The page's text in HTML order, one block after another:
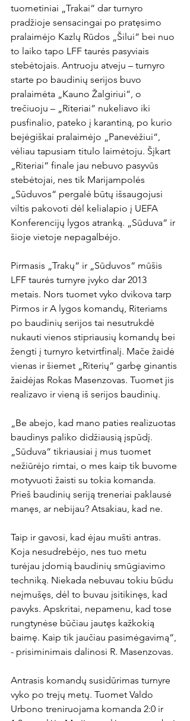
tuometiniai „Trakai“ dar turnyro
pradžioje sensacingai po pratęsimo
pralaimėjo Kazlų Rūdos „Šilui“ bei nuo
to laiko tapo LFF taurės pasyviais
stebėtojais. Antruoju atveju – turnyro
starte po baudinių serijos buvo
pralaimėta „Kauno Žalgiriui“, o
trečiuoju – „Riteriai“ nukeliavo iki
pusfinalio, pateko į karantiną, po kurio
bejėgiškai pralaimėjo „Panevėžiui“,
vėliau tapusiam titulo laimėtoju. Šįkart
„Riteriai“ finale jau nebuvo pasyvūs
stebėtojai, nes tik Marijampolės
„Sūduvos“ pergalė būtų išsaugojusi
viltis pakovoti dėl kelialapio į UEFA
Konferencijų lygos atranką. „Sūduva“ ir
šioje vietoje nepagalbėjo.
Pirmasis „Trakų“ ir „Sūduvos“ mūšis
LFF taurės turnyre įvyko dar 2013
metais. Nors tuomet vyko dvikova tarp
Pirmos ir A lygos komandų, Riteriams
po baudinių serijos tai nesutrukdė
nukauti vienos stipriausių komandų bei
žengti į turnyro ketvirtfinalį. Mače žaidė
vienas ir šiemet „Riterių“ garbę ginantis
žaidėjas Rokas Masenzovas. Tuomet jis
realizavo ir vieną iš serijos baudinių.
„Be abejo, kad mano paties realizuotas
baudinys paliko didžiausią įspūdį.
„Sūduva“ tikriausiai į mus tuomet
nežiūrėjo rimtai, o mes kaip tik buvome
motyvuoti žaisti su tokia komanda.
Prieš baudinių seriją treneriai paklausė
manęs, ar nebijau? Atsakiau, kad ne.
Taip ir gavosi, kad ėjau mušti antras.
Koja nesudrebėjo, nes tuo metu
turėjau įdomią baudinių smūgiavimo
techniką. Niekada nebuvau tokiu būdu
neįmušęs, dėl to buvau įsitikinęs, kad
pavyks. Apskritai, nepamenu, kad tose
rungtynėse būčiau jautęs kažkokią
baimę. Kaip tik jaučiau pasimėgavimą“,
- prisiminimais dalinosi R. Masenzovas.
Antrasis komandų susidūrimas turnyre
vyko po trejų metų. Tuomet Valdo
Urbono treniruojama komanda 2:0 ir